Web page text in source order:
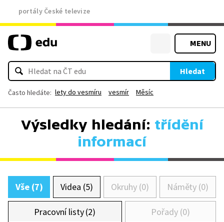
portály České televize
MENU
Hledat
Často hledáte: lety do vesmíru vesmír Měsíc
Výsledky hledání: třídění
informací
Vše (7) Videa (5) Okruhy (0) Náměty (0)
Pracovní listy (2) Pořady (0)